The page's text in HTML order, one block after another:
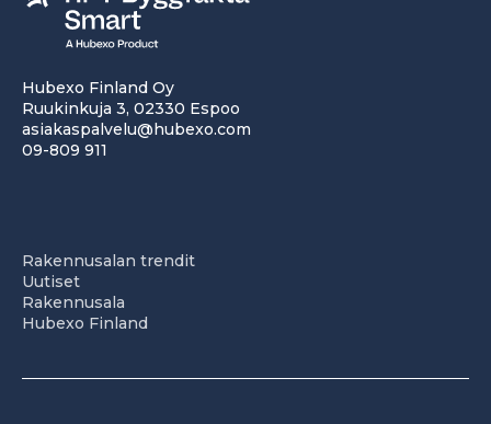
Hubexo Finland Oy
Ruukinkuja 3, 02330 Espoo
asiakaspalvelu@hubexo.com
09-809 911
Rakennusalan trendit
Uutiset
Rakennusala
Hubexo Finland